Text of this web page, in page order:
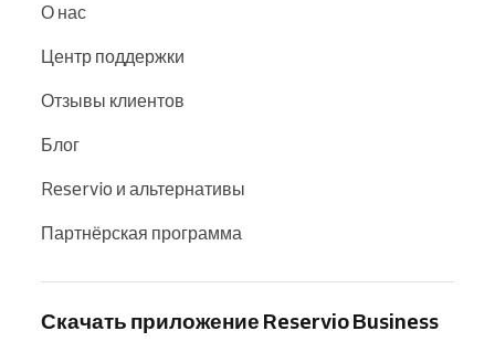
О нас
Центр поддержки
Отзывы клиентов
Блог
Reservio и альтернативы
Партнёрская программа
Скачать приложение Reservio Business